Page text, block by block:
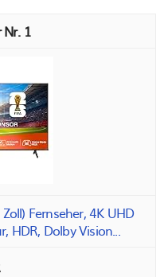
1
Fernseher, 4K UHD
HDR, Dolby Vision...